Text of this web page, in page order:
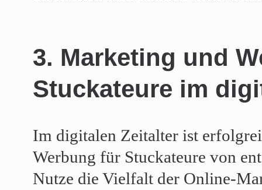
3. Marketing und
Stuckateure im
Im digitalen Zeitalter ist
Werbung für Stuckateure von
Nutze die Vielfalt der Online-